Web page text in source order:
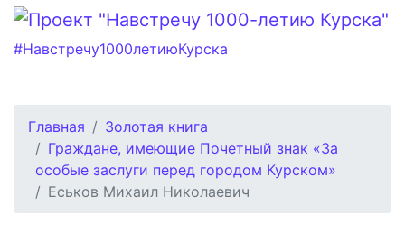
#Навстречу1000летиюКурска
Главная
Золотая книга
Граждане, имеющие Почетный знак «За
особые заслуги перед городом Курском»
Еськов Михаил Николаевич